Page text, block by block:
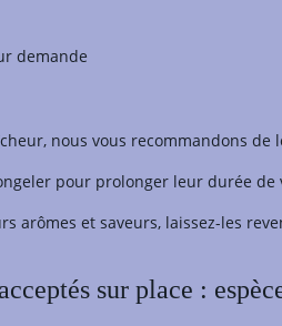
demande
nous vous recommandons
pour prolonger leur durée de
arômes et saveurs, laissez-les
sur place :